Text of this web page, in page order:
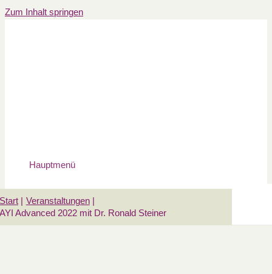
Zum Inhalt springen
Hauptmenü
Start
Veranstaltungen
AYI Advanced 2022 mit Dr. Ronald Steiner